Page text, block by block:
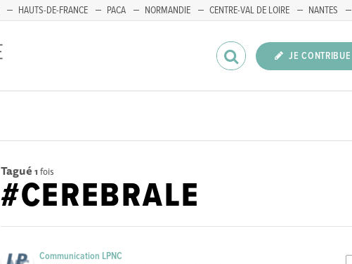
HAUTS-DE-FRANCE PACA NORMANDIE CENTRE-VAL DE LOIRE NANTES
JE CONTRIBUE
Tagué 1 fois
#CEREBRALE
Communication LPNC